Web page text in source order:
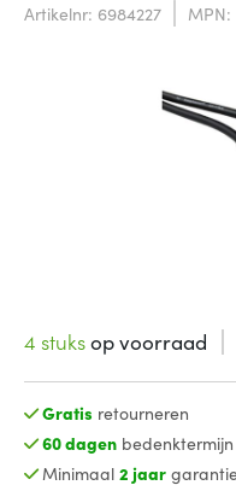
Artikelnr: 6984227 MPN:
4 stuksop voorraad
Gratis retourneren
60 dagenbedenktermijn
Minimaal 2 jaar